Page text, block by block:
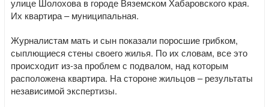
улице Шолохова в городе Вяземском Хабаровского края.
Их квартира – муниципальная.
Журналистам мать и сын показали поросшие грибком,
сыплющиеся стены своего жилья. По их словам, все это
происходит из-за проблем с подвалом, над которым
расположена квартира. На стороне жильцов – результаты
независимой экспертизы.